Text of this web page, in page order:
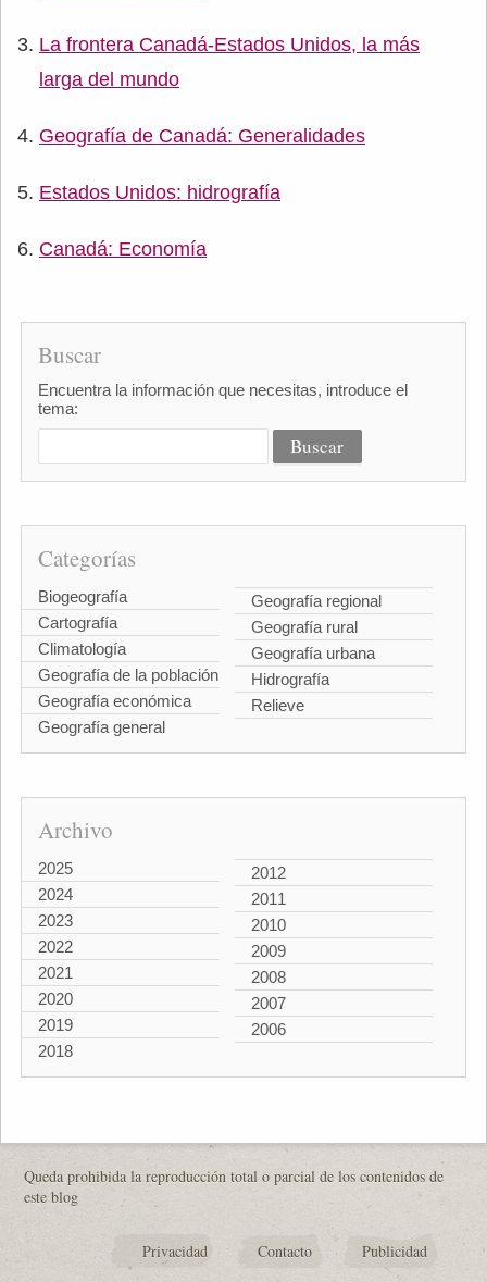
La frontera Canadá-Estados Unidos, la más
larga del mundo
Geografía de Canadá: Generalidades
Estados Unidos: hidrografía
Canadá: Economía
Buscar
Encuentra la información que necesitas, introduce el
tema:
Categorías
Biogeografía
Cartografía
Climatología
Geografía de la población
Geografía económica
Geografía general
Geografía regional
Geografía rural
Geografía urbana
Hidrografía
Relieve
Archivo
2025
2024
2023
2022
2021
2020
2019
2018
2012
2011
2010
2009
2008
2007
2006
Queda prohibida la reproducción total o parcial de los contenidos de
este blog
Privacidad Contacto Publicidad